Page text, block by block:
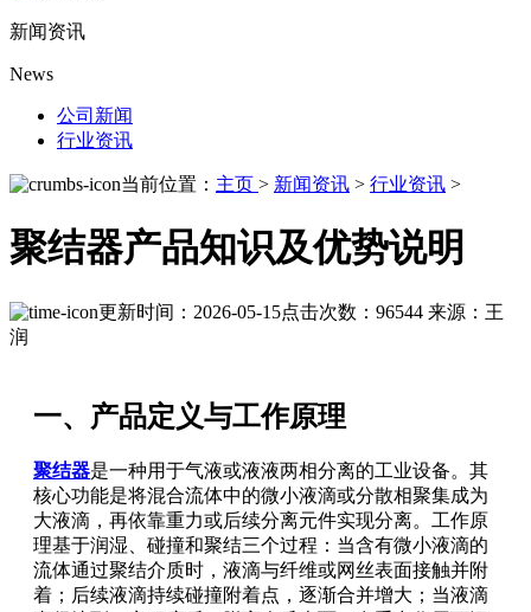
新闻资讯
News
公司新闻
行业资讯
当前位置： 主页 > 新闻资讯 > 行业资讯 >
聚结器产品知识及优势说明
更新时间：2026-05-15点击次数：96544 来源：王
润
一、产品定义与工作原理
聚结器是一种用于气液或液液两相分离的工业设备。其
核心功能是将混合流体中的微小液滴或分散相聚集成为
大液滴，再依靠重力或后续分离元件实现分离。工作原
理基于润湿、碰撞和聚结三个过程：当含有微小液滴的
流体通过聚结介质时，液滴与纤维或网丝表面接触并附
着；后续液滴持续碰撞附着点，逐渐合并增大；当液滴